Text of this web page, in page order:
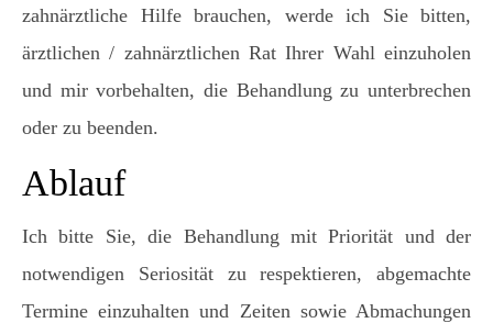
zahnärztliche Hilfe brauchen, werde ich Sie bitten,
ärztlichen / zahnärztlichen Rat Ihrer Wahl einzuholen
und mir vorbehalten, die Behandlung zu unterbrechen
oder zu beenden.
Ablauf
Ich bitte Sie, die Behandlung mit Priorität und der
notwendigen Seriosität zu respektieren, abgemachte
Termine einzuhalten und Zeiten sowie Abmachungen